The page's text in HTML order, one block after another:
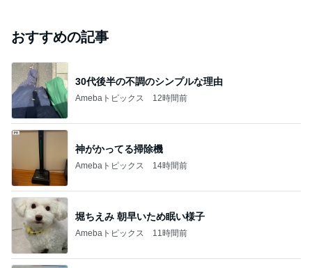
おすすめの記事
30代後半の不調のシンプルな理由
Amebaトピックス 12時間前
神がかってる掃除機
Amebaトピックス 14時間前
堀ちえみ 朝早いため眠い様子
Amebaトピックス 11時間前